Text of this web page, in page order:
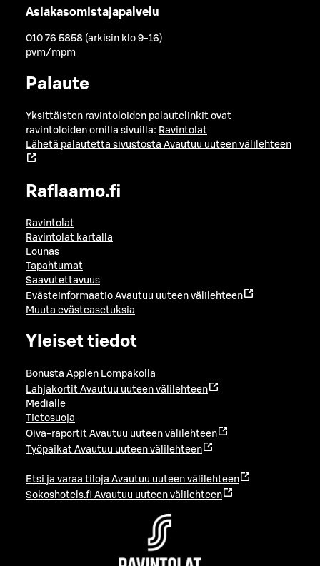
Asiakasomistajapalvelu
010 76 5858 (arkisin klo 9-16)
pvm/mpm
Palaute
Yksittäisten ravintoloiden palautelinkit ovat
ravintoloiden omilla sivuilla: Ravintolat
Lähetä palautetta sivustosta Avautuu uuteen välilehteen
Raflaamo.fi
Ravintolat
Ravintolat kartalla
Lounas
Tapahtumat
Saavutettavuus
Evästeinformaatio Avautuu uuteen välilehteen
Muuta evästeasetuksia
Yleiset tiedot
Bonusta Applen Lompakolla
Lahjakortit Avautuu uuteen välilehteen
Medialle
Tietosuoja
Oiva-raportit Avautuu uuteen välilehteen
Työpaikat Avautuu uuteen välilehteen
Etsi ja varaa tiloja Avautuu uuteen välilehteen
Sokoshotels.fi Avautuu uuteen välilehteen